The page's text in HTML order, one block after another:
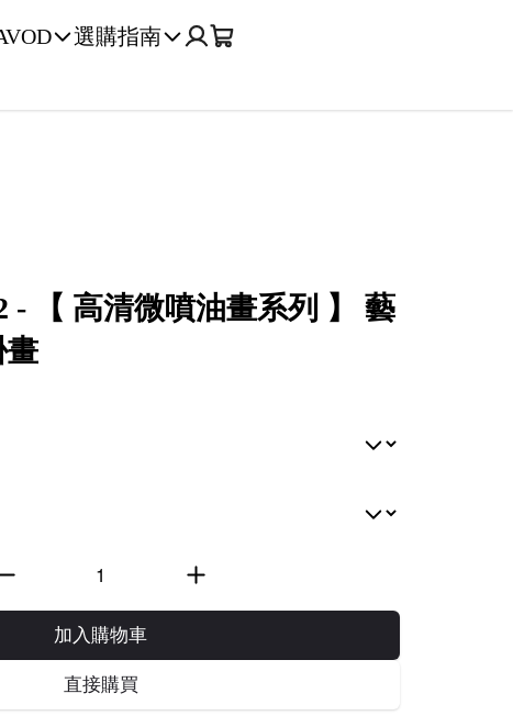
選購指南
- 【 高清微噴油畫系列 】 藝
畫
加入購物車
直接購買